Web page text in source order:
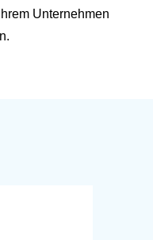
Unternehmen